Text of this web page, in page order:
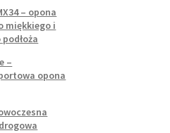
– opona
miękkiego i
–
opona